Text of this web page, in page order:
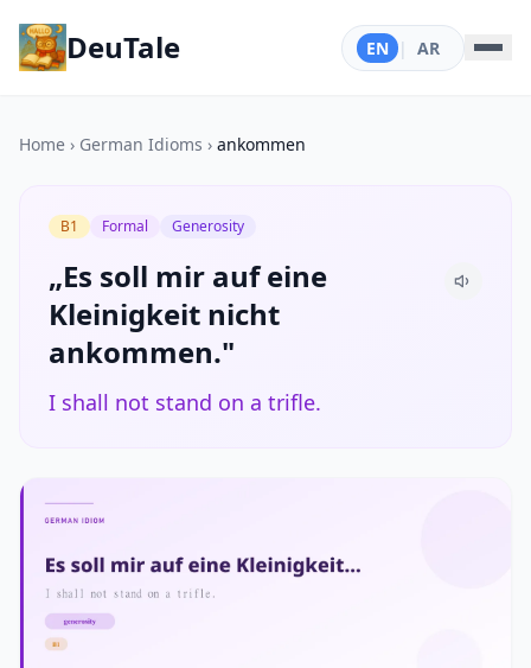
DeuTale EN | AR
Home › German Idioms › ankommen
B1 Formal Generosity
„Es soll mir auf eine
Kleinigkeit nicht
ankommen."
I shall not stand on a trifle.